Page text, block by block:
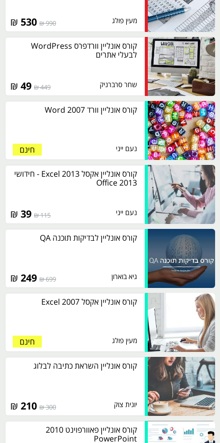
מעין פולג 990 ₪
₪
קורס אונליין וורדפרס WordPress
לבעלי אתרים
שחר סרברניק 449 ₪
₪
קורס אונליין וורד 2007 Word
נעם ייני חינם
קורס אונליין אקסל 2013 Excel - חידושי
Office 2013
נעם ייני 115 ₪
₪
קורס אונליין לבדיקות תוכנה QA
גיא בוארון 699 ₪
₪
קורס אונליין אקסל 2007 Excel
מעין פולג חינם
קורס אונליין השראת כתיבה לבלוג
יונית צוק 300 ₪
₪
קורס אונליין פאוורפוינט 2010
PowerPoint